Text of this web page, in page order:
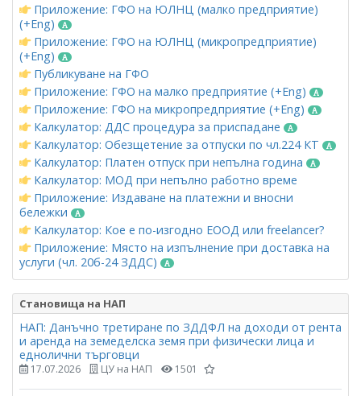
Приложение: ГФО на ЮЛНЦ (малко предприятие)
(+Eng)
Приложение: ГФО на ЮЛНЦ (микропредприятие)
(+Eng)
Публикуване на ГФО
Приложение: ГФО на малко предприятие (+Eng)
Приложение: ГФО на микропредприятие (+Eng)
Калкулатор: ДДС процедура за приспадане
Калкулатор: Обезщетение за отпуски по чл.224 КТ
Калкулатор: Платен отпуск при непълна година
Калкулатор: МОД при непълно работно време
Приложение: Издаване на платежни и вносни
бележки
Калкулатор: Кое е по-изгодно ЕООД или freelancer?
Приложение: Място на изпълнение при доставка на
услуги (чл. 20б-24 ЗДДС)
Становища на НАП
НАП: Данъчно третиране по ЗДДФЛ на доходи от рента
и аренда на земеделска земя при физически лица и
еднолични търговци
17.07.2026 ЦУ на НАП 1501